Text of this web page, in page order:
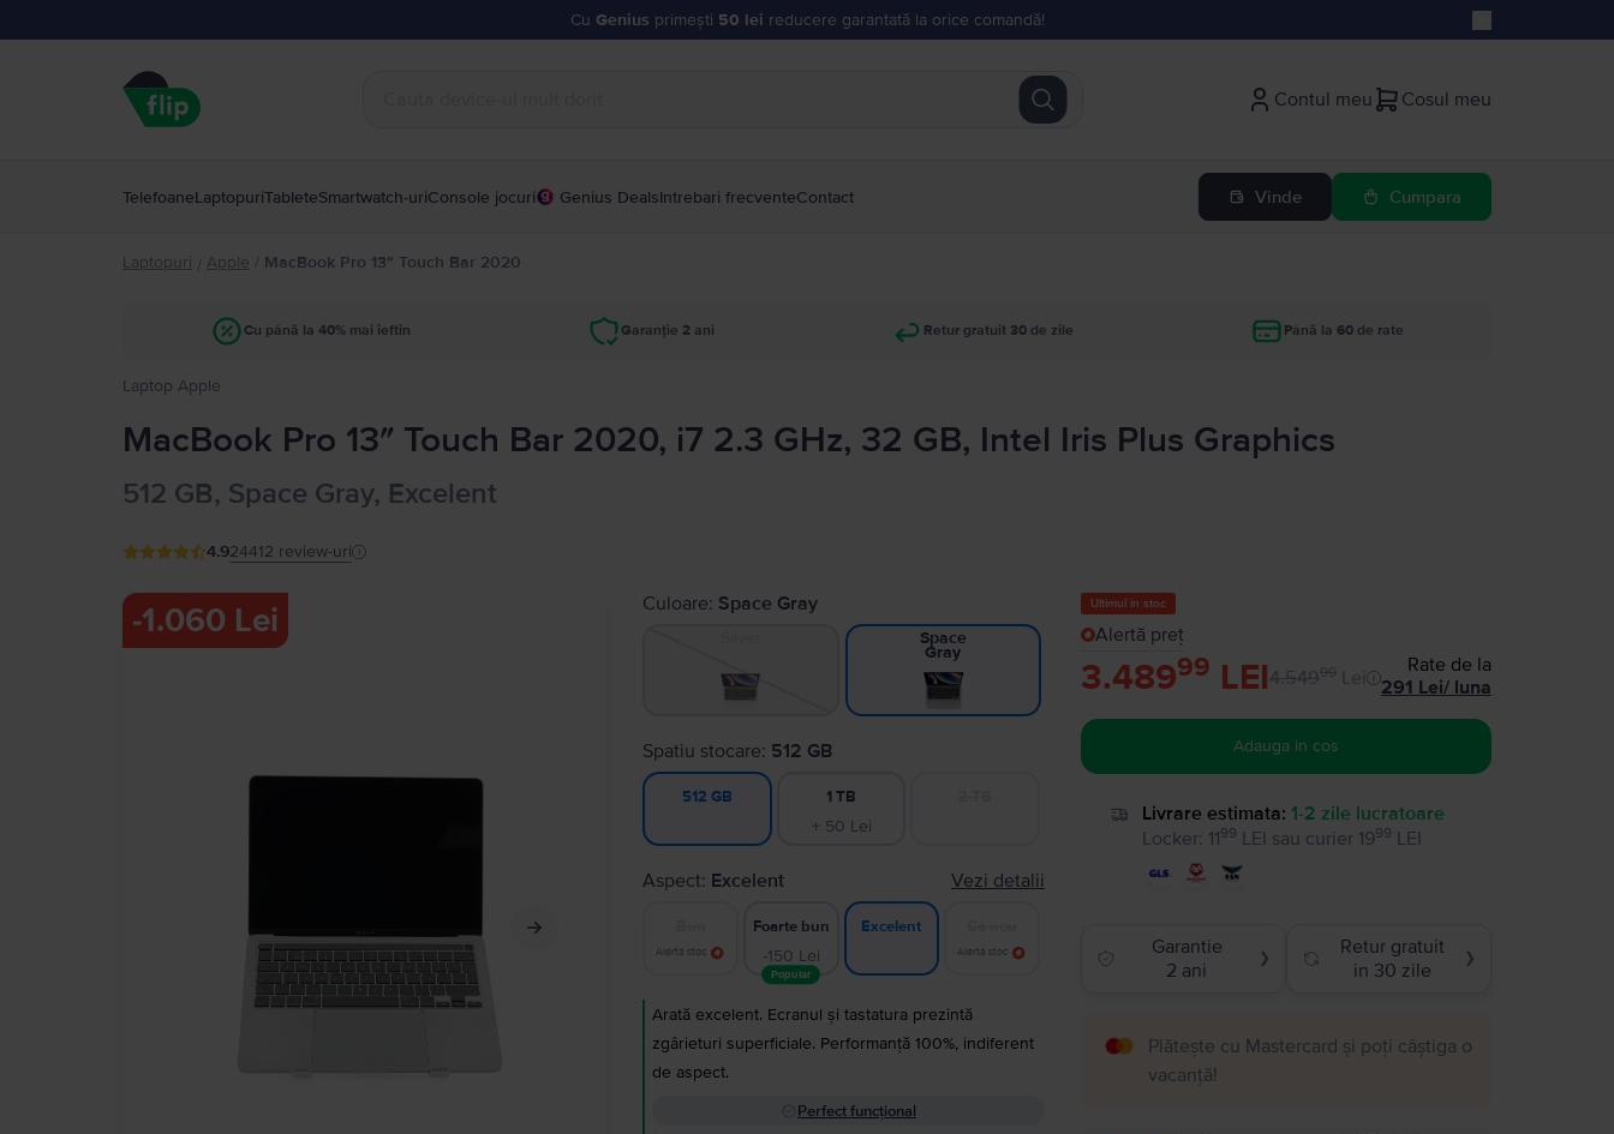
Cu Genius primești 50 lei reducere garantată la orice comandă!
Contul meu Cosul meu
TelefoaneLaptopuriTableteSmartwatch-uriConsole jocuri Genius DealsIntrebari frecventeContact Vinde Cumpara
Laptopuri / Apple / MacBook Pro 13″ Touch Bar 2020
Cu până la 40% mai ieftin Garanție 2 ani Retur gratuit 30 de zile Până la 60 de rate
Laptop Apple
MacBook Pro 13″ Touch Bar 2020, i7 2.3 GHz, 32 GB, Intel Iris Plus Graphics
512 GB, Space Gray, Excelent
4.924412 review-uri
-1.060 Lei Culoare: Space Gray
Space
Gray
Spatiu stocare: 512 GB
512 GB 1 TB
+ 50 Lei
Aspect: Excelent Vezi detalii
Alertă stoc
Foarte bun
-150 Lei
Popular
Excelent
Alertă stoc
Arată excelent. Ecranul și tastatura prezintă
zgârieturi superficiale. Performanță 100%, indiferent
de aspect.
Perfect funcțional
Ultimul în stoc
Alertă preț
3.48999 LEI4.54999 Lei
Rate de la
291 Lei/ luna
Adauga in cos
Livrare estimata: 1-2 zile lucratoare
Locker: 1199 LEI sau curier 1999 LEI
Garantie
2 ani
❯
Retur gratuit
in 30 zile
❯
Plătește cu Mastercard și poți câștiga o
vacanță!